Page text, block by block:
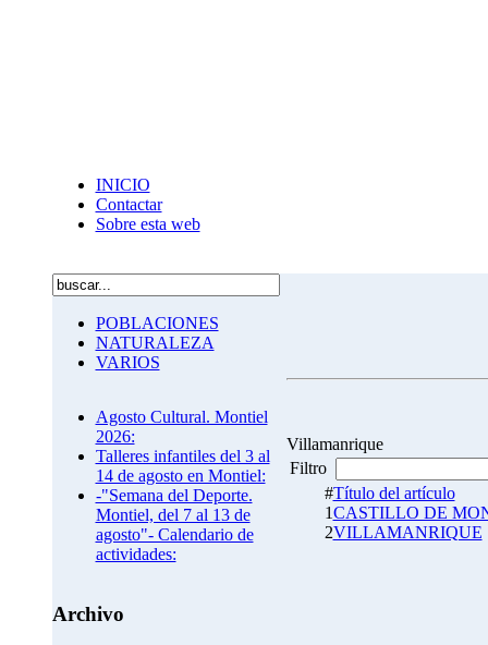
INICIO
Contactar
Sobre esta web
POBLACIONES
NATURALEZA
VARIOS
Agosto Cultural. Montiel
2026:
Talleres infantiles del 3 al
14 de agosto en Montiel:
-"Semana del Deporte.
Montiel, del 7 al 13 de
agosto"- Calendario de
actividades:
Archivo
Villamanrique
Filtro
#Título del artículo
1CASTILLO DE
2VILLAMANRIQUE